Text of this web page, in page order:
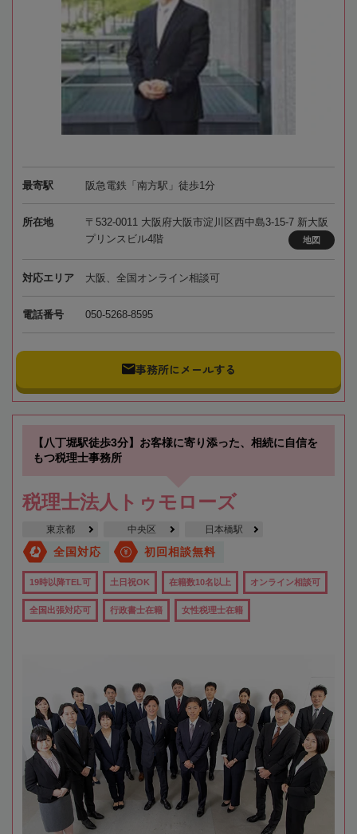
最寄駅 阪急電鉄「南方駅」徒歩1分
所在地
〒532-0011 大阪府大阪市淀川区西中島3-15-7 新大阪
プリンスビル4階
地図
対応エリア 大阪、全国オンライン相談可
電話番号 050-5268-8595
事務所にメールする
【八丁堀駅徒歩3分】お客様に寄り添った、相続に自信を
もつ税理士事務所
税理士法人トゥモローズ
東京都 中央区 日本橋駅
全国対応 初回相談無料
19時以降TEL可 土日祝OK 在籍数10名以上 オンライン相談可
全国出張対応可 行政書士在籍 女性税理士在籍